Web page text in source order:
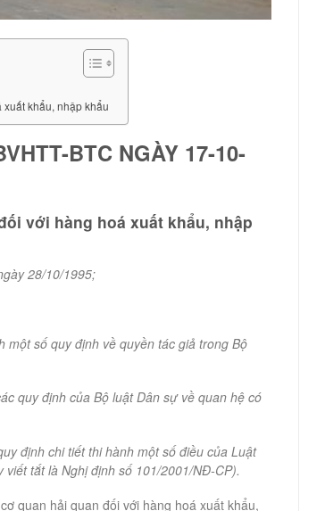
khẩu, nhập khẩu
BTC NGÀY 17-10-
với hàng hoá xuất khẩu, nhập
28/10/1995;
số quy định về quyền tác giả trong Bộ
quy định của Bộ luật Dân sự về quan hệ có
định chi tiết thi hành một số điều của Luật
tắt là Nghị định số 101/2001/NĐ-CP).
quan hải quan đối với hàng hoá xuất khẩu,